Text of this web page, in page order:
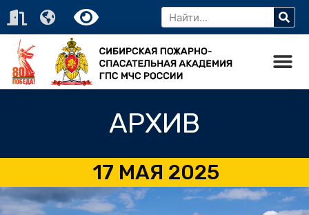
АРХИВ
17 МАЯ 2025